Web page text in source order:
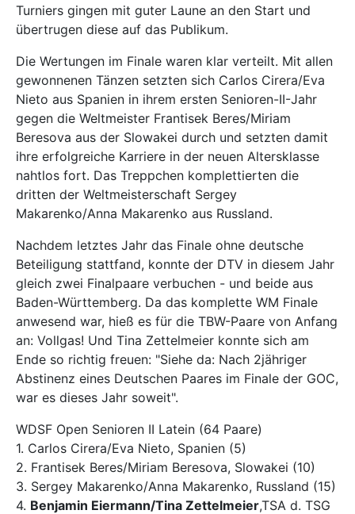
Turniers gingen mit guter Laune an den Start und
übertrugen diese auf das Publikum.
Die Wertungen im Finale waren klar verteilt. Mit allen
gewonnenen Tänzen setzten sich Carlos Cirera/Eva
Nieto aus Spanien in ihrem ersten Senioren-II-Jahr
gegen die Weltmeister Frantisek Beres/Miriam
Beresova aus der Slowakei durch und setzten damit
ihre erfolgreiche Karriere in der neuen Altersklasse
nahtlos fort. Das Treppchen komplettierten die
dritten der Weltmeisterschaft Sergey
Makarenko/Anna Makarenko aus Russland.
Nachdem letztes Jahr das Finale ohne deutsche
Beteiligung stattfand, konnte der DTV in diesem Jahr
gleich zwei Finalpaare verbuchen - und beide aus
Baden-Württemberg. Da das komplette WM Finale
anwesend war, hieß es für die TBW-Paare von Anfang
an: Vollgas! Und Tina Zettelmeier konnte sich am
Ende so richtig freuen: "Siehe da: Nach 2jähriger
Abstinenz eines Deutschen Paares im Finale der GOC,
war es dieses Jahr soweit".
WDSF Open Senioren II Latein (64 Paare)
1. Carlos Cirera/Eva Nieto, Spanien (5)
2. Frantisek Beres/Miriam Beresova, Slowakei (10)
3. Sergey Makarenko/Anna Makarenko, Russland (15)
4. Benjamin Eiermann/Tina Zettelmeier,TSA d. TSG